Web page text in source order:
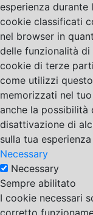
esperienza durante
cookie classificati
nel browser in
delle funzionalità
cookie di terze
come utilizzi
memorizzati nel
anche la possibilità
disattivazione di
sulla tua
Necessary
Necessary
Sempre abilitato
I cookie necessari
corretto